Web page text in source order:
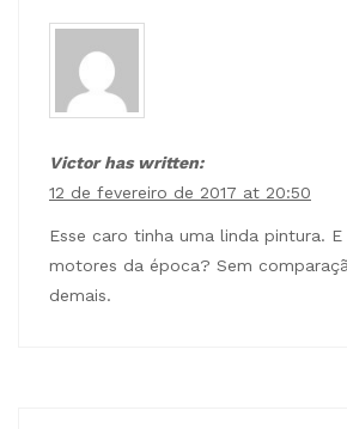
Victor has written:
12 de fevereiro de 2017 at 20:50
Esse caro tinha uma linda pintura.
motores da época? Sem
demais.